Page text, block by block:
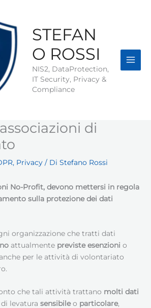
STEFAN
O ROSSI
NIS2, DataProtection,
IT Security, Privacy &
Compliance
di
, Privacy / Di Stefano Rossi
No-Profit, devono mettersi in regola
sulla protezione dei dati
organizzazione che tratti dati
attualmente previste esenzioni o
per le attività di volontariato
che tali attività trattano molti dati
levatura sensibileo particolare,